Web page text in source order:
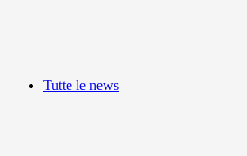
Tutte le news